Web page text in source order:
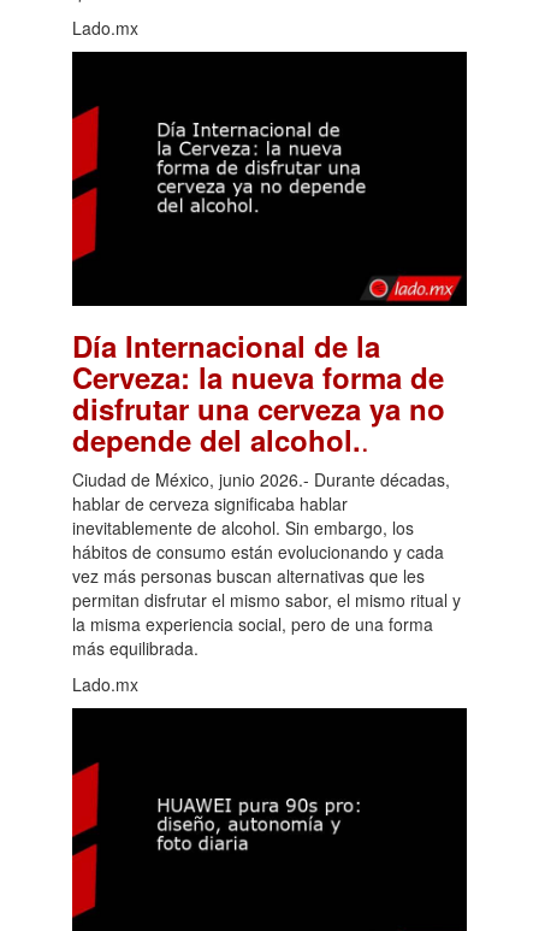
Lado.mx
Día Internacional de la
Cerveza: la nueva forma de
disfrutar una cerveza ya no
depende del alcohol..
Ciudad de México, junio 2026.- Durante décadas,
hablar de cerveza significaba hablar
inevitablemente de alcohol. Sin embargo, los
hábitos de consumo están evolucionando y cada
vez más personas buscan alternativas que les
permitan disfrutar el mismo sabor, el mismo ritual y
la misma experiencia social, pero de una forma
más equilibrada.
Lado.mx